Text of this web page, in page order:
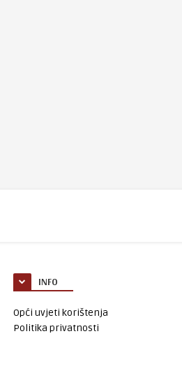
INFO
Opći uvjeti korištenja
Politika privatnosti